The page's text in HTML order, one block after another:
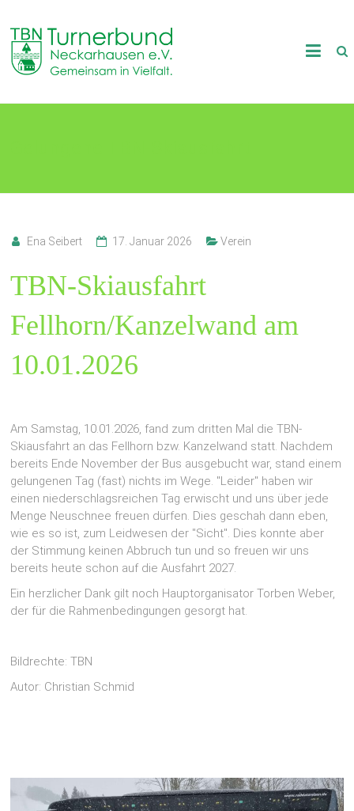
content
TB
Neckarhausen
in
Ena Seibert 17. Januar 2026 Verein
TBN-Skiausfahrt
Fellhorn/Kanzelwand am
10.01.2026
Am Samstag, 10.01.2026, fand zum dritten Mal die TBN-
Skiausfahrt an das Fellhorn bzw. Kanzelwand statt. Nachdem
bereits Ende November der Bus ausgebucht war, stand einem
gelungenen Tag (fast) nichts im Wege. "Leider" haben wir
einen niederschlagsreichen Tag erwischt und uns über jede
Menge Neuschnee freuen dürfen. Dies geschah dann eben,
wie es so ist, zum Leidwesen der "Sicht". Dies konnte aber
der Stimmung keinen Abbruch tun und so freuen wir uns
bereits heute schon auf die Ausfahrt 2027.
Ein herzlicher Dank gilt noch Hauptorganisator Torben Weber,
der für die Rahmenbedingungen gesorgt hat.
Bildrechte: TBN
Autor: Christian Schmid